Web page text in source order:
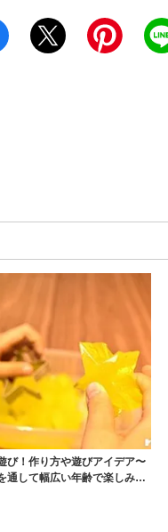
び！作り方や遊びアイデア〜
通して幅広い年齢で楽しみや